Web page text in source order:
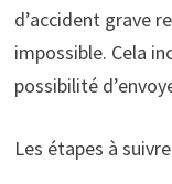
d’accident grave
impossible. Cela
possibilité
Les étapes à